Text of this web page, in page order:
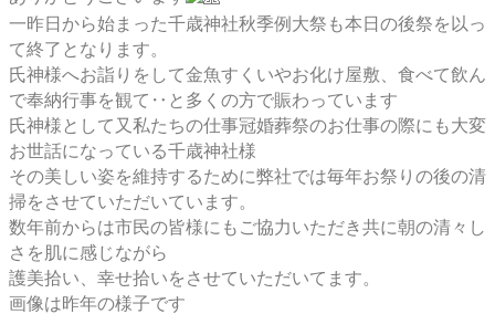
一昨日から始まった千歳神社秋季例大祭も本日の後祭を以っ
て終了となります。
氏神様へお詣りをして金魚すくいやお化け屋敷、食べて飲ん
で奉納行事を観て‥と多くの方で賑わっています
氏神様として又私たちの仕事冠婚葬祭のお仕事の際にも大変
お世話になっている千歳神社様
その美しい姿を維持するために弊社では毎年お祭りの後の清
掃をさせていただいています。
数年前からは市民の皆様にもご協力いただき共に朝の清々し
さを肌に感じながら
護美拾い、幸せ拾いをさせていただいてます。
画像は昨年の様子です